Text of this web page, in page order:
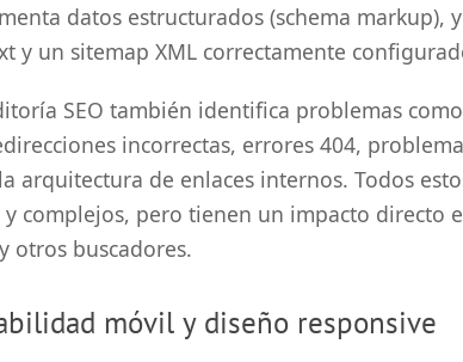
datos estructurados (schema markup),
y un sitemap XML correctamente
SEO también identifica problemas
incorrectas, errores 404,
arquitectura de enlaces internos. Todos
y complejos, pero tienen un impacto directo
otros buscadores.
móvil y diseño responsive